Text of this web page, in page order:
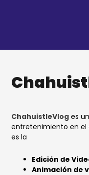
ChahuistleVloges
entretenimiento en el
es la
Edición de
Animación de